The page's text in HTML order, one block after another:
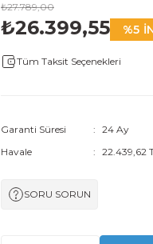
₺27.789,00
₺26.399,55 %5
Tüm Taksit Seçenekleri
Garanti Süresi
24 Ay
Havale
22.439,62
SORU SORUN